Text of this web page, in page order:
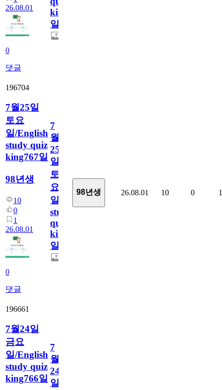
26.08.01
0
댓글
king768
일
196704
7월25일
토요
일/English
study quiz
king767일
98년생
10
0
1
26.08.01
0
댓글
7
월
25
일
토
요
일/English
study
quiz
king767
일
98년생 26.08.01 10 0 1
196661
7월24일
금요
일/English
study quiz
king766일
7
월
24
일